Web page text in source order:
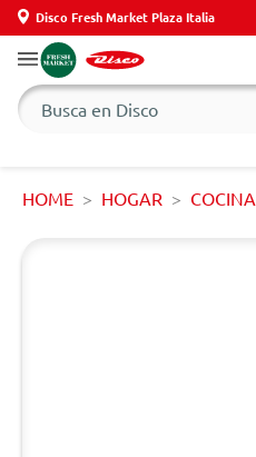
Disco Fresh Market Plaza Italia
HOME HOGAR COCINA